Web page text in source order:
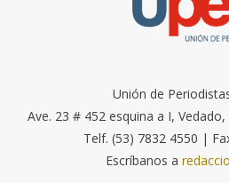
Unión de
Ave. 23 # 452 esquina a I,
Telf. (53) 7832 4550 |
Escríbanos a